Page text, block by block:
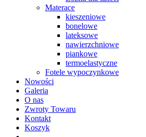
Materace
kieszeniowe
bonelowe
lateksowe
nawierzchniowe
piankowe
termoelastyczne
Fotele wypoczynkowe
Nowości
Galeria
O nas
Zwroty Towaru
Kontakt
Koszyk